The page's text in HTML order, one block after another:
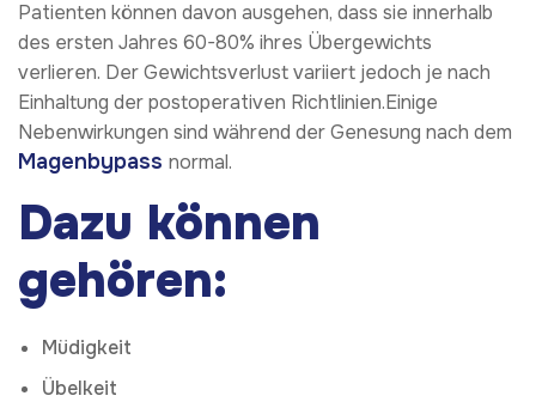
Patienten können davon ausgehen, dass sie innerhalb
des ersten Jahres 60-80% ihres Übergewichts
verlieren. Der Gewichtsverlust variiert jedoch je nach
Einhaltung der postoperativen Richtlinien.Einige
Nebenwirkungen sind während der Genesung nach dem
Magenbypass normal.
Dazu können
gehören:
Müdigkeit
Übelkeit